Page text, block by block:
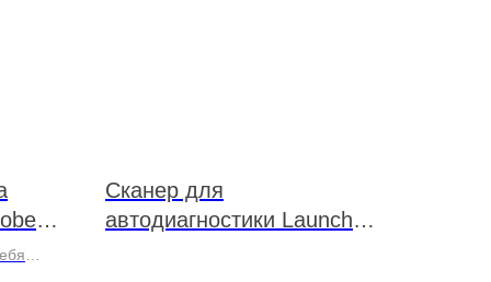
Cканер для
автодиагностики Launch